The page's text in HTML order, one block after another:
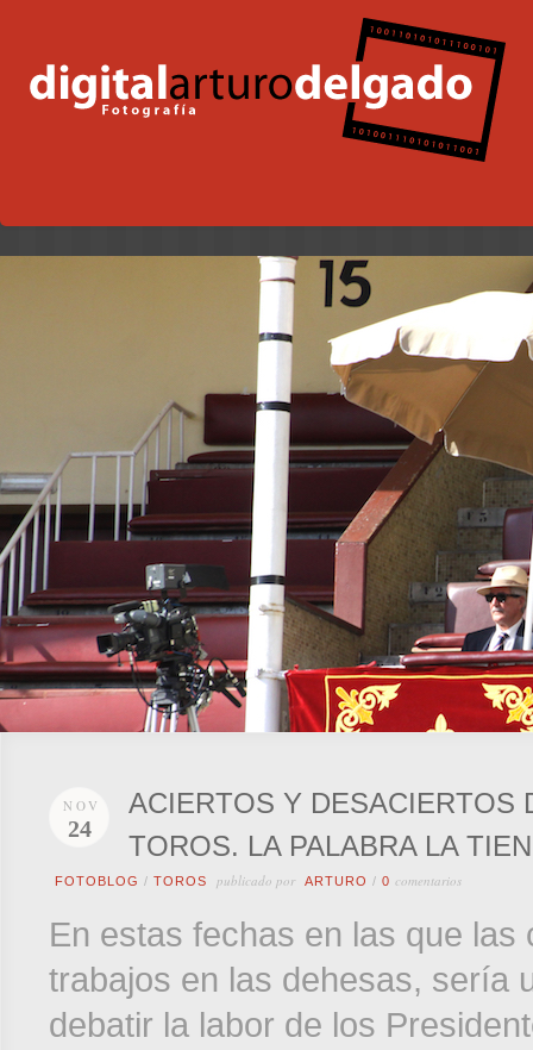
NOV
24
ACIERTOS Y DESACIERTOS
TOROS. LA PALABRA LA
FOTOBLOG / TOROS publicado por ARTURO / 0 comentarios
En estas fechas en las que
trabajos en las dehesas, sería
debatir la labor de los